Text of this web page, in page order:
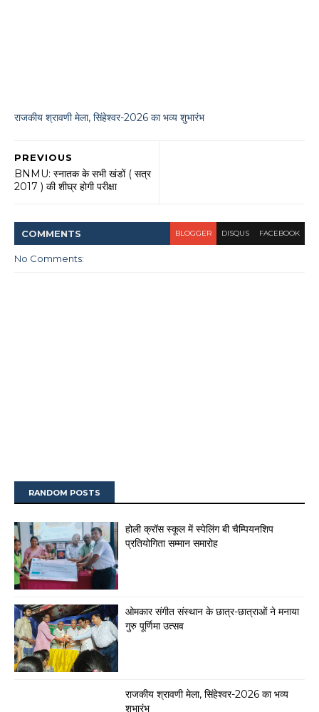
राजकीय श्रावणी मेला, सिंहेश्वर-2026 का भव्य शुभारंभ
PREVIOUS
BNMU: स्नातक के सभी खंडों ( सत्र
2017 ) की शीघ्र होगी परीक्षा
COMMENTS BLOGGER DISQUS FACEBOOK
No Comments:
RANDOM POSTS
होली क्रॉस स्कूल में स्पेलिंग बी चैम्पियनशिप
प्रतियोगिता सम्मान समारोह
ओमकार संगीत संस्थान के छात्र-छात्राओं ने मनाया
गुरु पूर्णिमा उत्सव
राजकीय श्रावणी मेला, सिंहेश्वर-2026 का भव्य
शुभारंभ